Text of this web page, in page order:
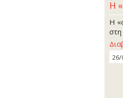
H
Η
26/